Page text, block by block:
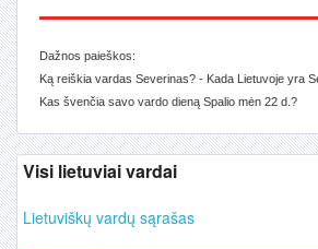
Dažnos paieškos:
Ką reiškia vardas Severinas? - Kada Lietuvoje yra
Kas švenčia savo vardo dieną Spalio mėn 22 d.?
Visi lietuviai vardai
Lietuviškų vardų sąrašas